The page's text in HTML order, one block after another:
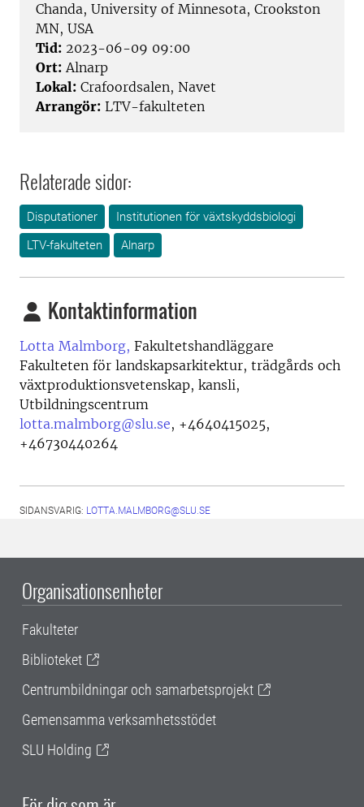
Chanda, University of Minnesota, Crookston
MN, USA
Tid: 2023-06-09 09:00
Ort: Alnarp
Lokal: Crafoordsalen, Navet
Arrangör: LTV-fakulteten
Relaterade sidor:
Disputationer
Institutionen för växtskyddsbiologi
LTV-fakulteten
Alnarp
Kontaktinformation
Lotta Malmborg, Fakultetshandläggare
Fakulteten för landskapsarkitektur, trädgårds och
växtproduktionsvetenskap, kansli,
Utbildningscentrum
lotta.malmborg@slu.se, +4640415025,
+46730440264
SIDANSVARIG: LOTTA.MALMBORG@SLU.SE
Organisationsenheter
Fakulteter
Biblioteket
Centrumbildningar och samarbetsprojekt
Gemensamma verksamhetsstödet
SLU Holding